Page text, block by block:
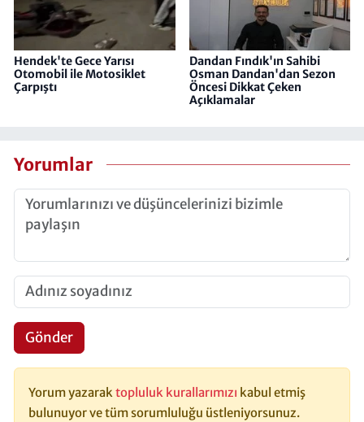
Hendek'te Gece Yarısı
Otomobil ile Motosiklet
Çarpıştı
Dandan Fındık'ın Sahibi
Osman Dandan'dan Sezon
Öncesi Dikkat Çeken
Açıklamalar
Yorumlar
Gönder
Yorum yazaraktopluluk kurallarımızı kabul etmiş
bulunuyor ve tüm sorumluluğu üstleniyorsunuz.